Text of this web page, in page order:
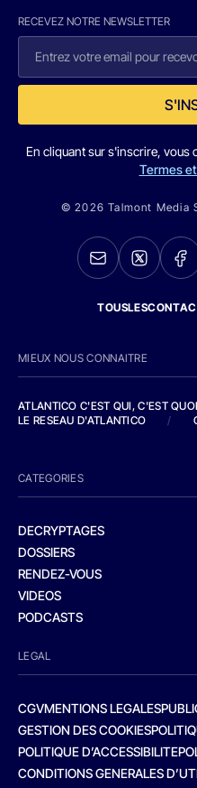
RECEVEZ NOTRE NEWSLETTER
En cliquant sur s'inscrire, vous
Termes
© 2026 Talmont Media
MIEUX NOUS CONNAITRE
ATLANTICO C'EST QUI, C'EST
LE RESEAU D'ATLANTICO
/
CATEGORIES
DECRYPTAGES
DOSSIERS
RENDEZ-VOUS
VIDEOS
PODCASTS
LEGAL
CGVMENTIONS LEGALES
GESTION DES COOKIES
POLITIQUE D’ACCESSIBILITE
CONDITIONS GENERALES